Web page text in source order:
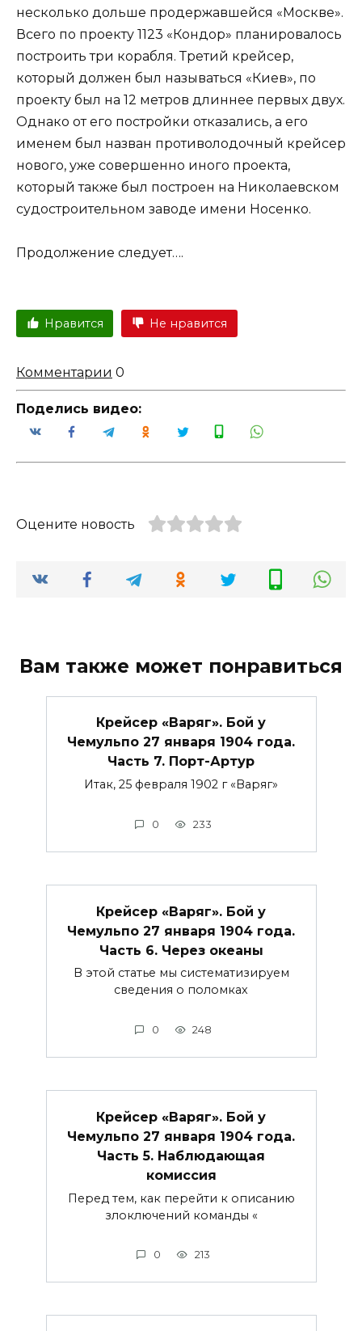
несколько дольше продержавшейся «Москве».
Всего по проекту 1123 «Кондор» планировалось
построить три корабля. Третий крейсер,
который должен был называться «Киев», по
проекту был на 12 метров длиннее первых двух.
Однако от его постройки отказались, а его
именем был назван противолодочный крейсер
нового, уже совершенно иного проекта,
который также был построен на Николаевском
судостроительном заводе имени Носенко.
Продолжение следует….
Нравится Не нравится
Комментарии 0
Поделись видео:
Оцените новость
Вам также может понравиться
Крейсер «Варяг». Бой у
Чемульпо 27 января 1904 года.
Часть 7. Порт-Артур
Итак, 25 февраля 1902 г «Варяг»
0 233
Крейсер «Варяг». Бой у
Чемульпо 27 января 1904 года.
Часть 6. Через океаны
В этой статье мы систематизируем
сведения о поломках
0 248
Крейсер «Варяг». Бой у
Чемульпо 27 января 1904 года.
Часть 5. Наблюдающая
комиссия
Перед тем, как перейти к описанию
злоключений команды «
0 213